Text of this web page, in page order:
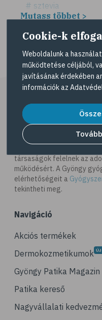
# sztevia
# fogadalom
# egészséges
# diéta
# fogyókúra
# életmódváltás
# célkitűzés
# étkezési napló
# egészséges
# omega-3
# D-vitamin
# ásványi anyagok
# reuma
# ízületi fájdalom
# ízületek
# porckopás
Mutass többet >
A Gyöngy gyógyszertárat
társaságok felelnek az
működésért. A Gyöngy
elérhetőségeit a
tekintheti meg.
Navigáció
Akciós termékek
Dermokozmetikumok
Gyöngy Patika Magazin
Patika kereső
Nagyvállalati
Cookie-k
Weboldalunk a
működtetése céljából,
javításának érdekében
információk az